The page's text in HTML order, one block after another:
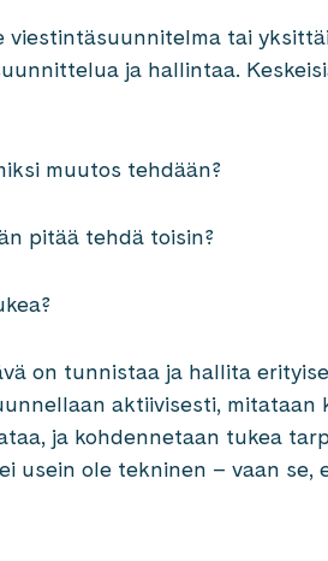
viestintäsuunnitelma tai
ja hallintaa.
muutos tehdään?
pitää tehdä toisin?
on tunnistaa ja hallita
aktiivisesti, mitataan
ja kohdennetaan tukea
usein ole tekninen – vaan se,